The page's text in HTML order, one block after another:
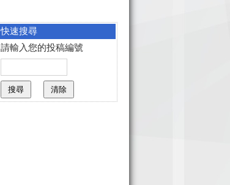
快速搜尋
請輸入您的投稿編號